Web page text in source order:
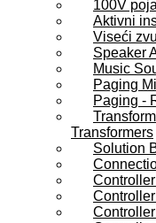
100V
Aktivni
Viseći
Speaker
Music
Paging
Paging -
Transformers
Solution